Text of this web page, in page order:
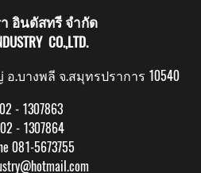
อินดัสทรี จำกัด
CO.,LTD.
.บางพลี จ.สมุทรปราการ 10540
- 1307863
02 - 1307864
081-5673755